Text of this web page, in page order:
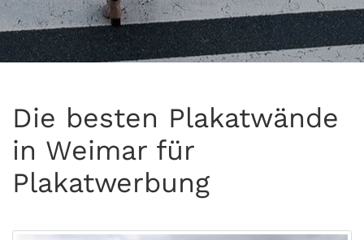
Die besten Plakatwände
in Weimar für
Plakatwerbung